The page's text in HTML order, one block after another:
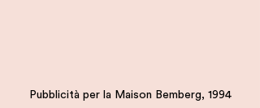
Pubblicità per la Maison Bemberg, 1994